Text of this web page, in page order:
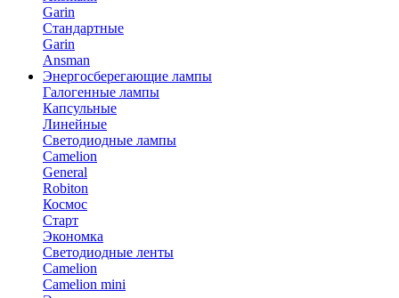
Garin
Стандартные
Garin
Ansman
Энергосберегающие лампы
Галогенные лампы
Капсульные
Линейные
Светодиодные лампы
Camelion
General
Robiton
Космос
Старт
Экономка
Светодиодные ленты
Camelion
Camelion mini